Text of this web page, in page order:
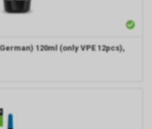
120ml (only VPE 12pcs),